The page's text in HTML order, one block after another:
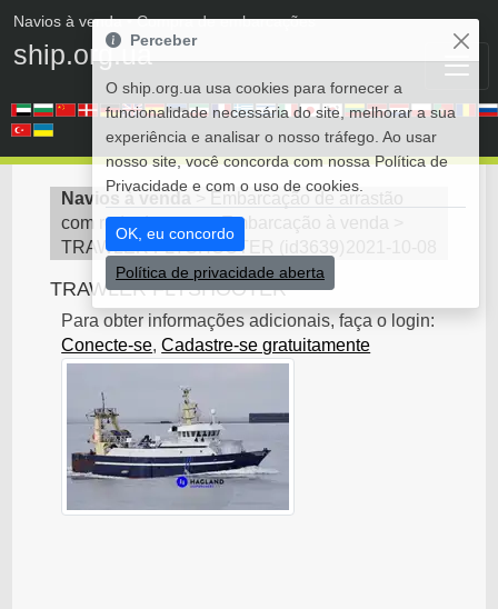
Navios à venda• Compra de embarcações
ship.org.ua
Navios à venda
Embarcação de arrastão
com rede de cerco - Embarcação à venda
TRAWLER FLYSHOOTER
id3639
TRAWLER FLYSHOOTER
Para obter informações adicionais, faça o login:
Conecte-se,Cadastre-se gratuitamente
Perceber
O ship.org.ua usa cookies para fornecer a
funcionalidade necessária do site, melhorar a sua
experiência e analisar o nosso tráfego. Ao usar
nosso site, você concorda com nossa Política de
Privacidade e com o uso de cookies.
OK, eu concordo
Política de privacidade aberta